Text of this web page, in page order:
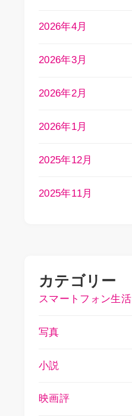
2026年4月
2026年3月
2026年2月
2026年1月
2025年12月
2025年11月
カテゴリー
スマートフォン生活
写真
小説
映画評